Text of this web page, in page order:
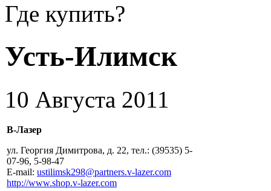
Где купить?
Усть-Илимск
10 Августа 2011
В-Лазер
ул. Георгия Димитрова, д. 22, тел.: (39535) 5-
07-96, 5-98-47
E-mail: ustilimsk298@partners.v-lazer.com
http://www.shop.v-lazer.com